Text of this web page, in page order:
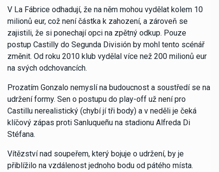
V La Fábrice odhadují, že na něm mohou vydělat kolem 10
milionů eur, což není částka k zahození, a zároveň se
zajistili, že si ponechají opci na zpětný odkup. Pouze
postup Castilly do Segunda División by mohl tento scénář
změnit. Od roku 2010 klub vydělal více než 200 milionů eur
na svých odchovancích.
Prozatím Gonzalo nemyslí na budoucnost a soustředí se na
udržení formy. Sen o postupu do play-off už není pro
Castillu nerealistický (chybí jí tři body) a v neděli je čeká
klíčový zápas proti Sanluqueñu na stadionu Alfreda Di
Stéfana.
Vítězství nad soupeřem, který bojuje o udržení, by je
přiblížilo na vzdálenost jednoho bodu od pátého místa.